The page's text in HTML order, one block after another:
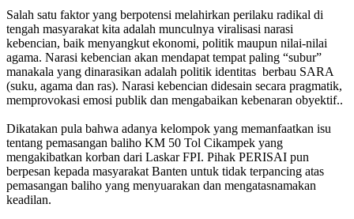
Salah satu faktor yang berpotensi melahirkan perilaku radikal di
tengah masyarakat kita adalah munculnya viralisasi narasi
kebencian, baik menyangkut ekonomi, politik maupun nilai-nilai
agama. Narasi kebencian akan mendapat tempat paling “subur”
manakala yang dinarasikan adalah politik identitas berbau SARA
(suku, agama dan ras). Narasi kebencian didesain secara pragmatik,
memprovokasi emosi publik dan mengabaikan kebenaran obyektif..
Dikatakan pula bahwa adanya kelompok yang memanfaatkan isu
tentang pemasangan baliho KM 50 Tol Cikampek yang
mengakibatkan korban dari Laskar FPI. Pihak PERISAI pun
berpesan kepada masyarakat Banten untuk tidak terpancing atas
pemasangan baliho yang menyuarakan dan mengatasnamakan
keadilan.